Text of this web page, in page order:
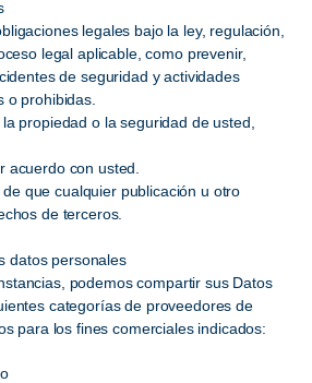
legales bajo la ley, regulación,
legal aplicable, como prevenir,
de seguridad y actividades
o prohibidas.
propiedad o la seguridad de usted,
acuerdo con usted.
que cualquier publicación u otro
de terceros.
datos personales
podemos compartir sus Datos
categorías de proveedores de
para los fines comerciales indicados: